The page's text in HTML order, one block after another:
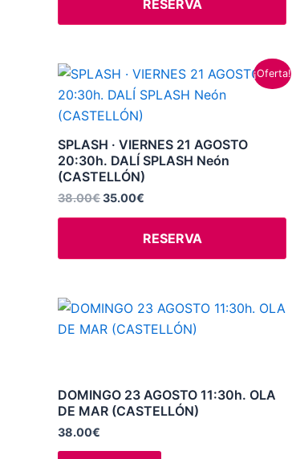
RESERVA
¡Oferta!
SPLASH · VIERNES 21 AGOSTO
20:30h. DALÍ SPLASH Neón
(CASTELLÓN)
38.00€
El
precio
original
era:
35.00€
El
actual
RESERVA
DOMINGO 23 AGOSTO 11:30h. OLA
DE MAR (CASTELLÓN)
38.00€
Este
producto
variantes.
Las
se